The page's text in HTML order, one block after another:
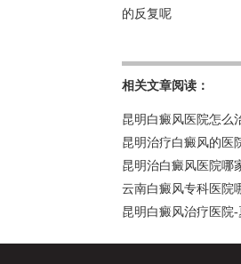
的反复呢
相关文章阅读：
昆明白癜风医院怎么
昆明治疗白癜风的医
昆明治白癜风医院哪
云南白癜风专科医院
昆明白癜风治疗医院